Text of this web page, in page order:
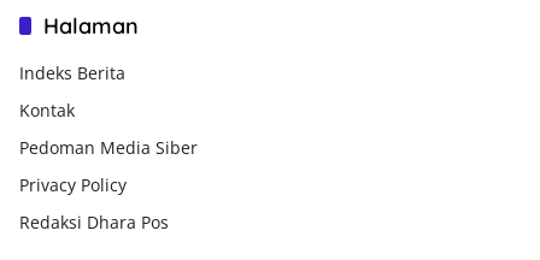
Halaman
Indeks Berita
Kontak
Pedoman Media Siber
Privacy Policy
Redaksi Dhara Pos